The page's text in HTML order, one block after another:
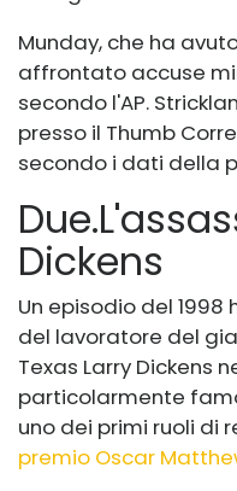
Munday, che ha
affrontato accuse
secondo l'AP.
presso il Thumb
secondo i dati della
Due.
Dickens
Un episodio del
del lavoratore del
Texas Larry Dickens
particolarmente
uno dei primi ruoli di
premio Oscar